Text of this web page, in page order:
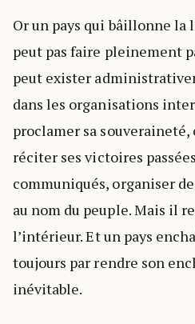
Or un pays qui bâillonne la
peut pas faire pleinement
peut exister
dans les organisations
proclamer sa
réciter ses victoires
communiqués, organiser
au nom du peuple. Mais il
l’intérieur. Et un pays
toujours par rendre son
inévitable.